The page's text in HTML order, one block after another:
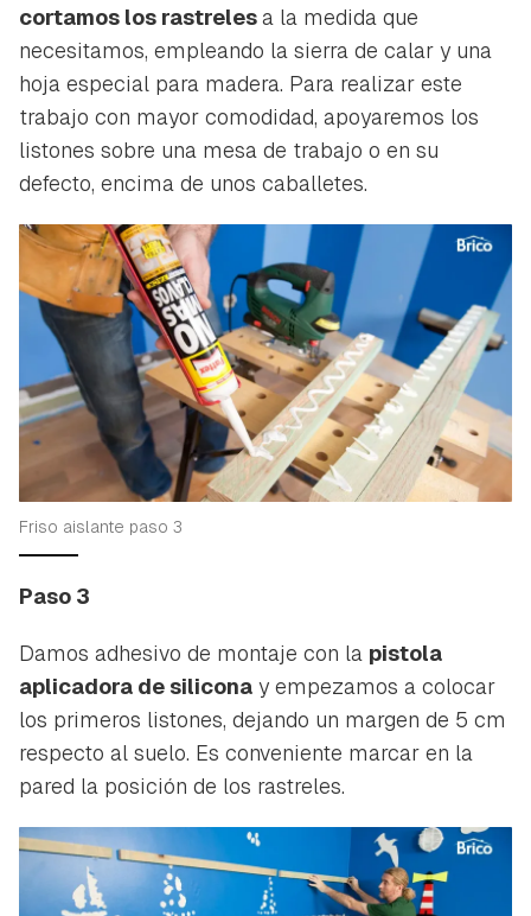
cortamos los rastrelesa la medida que
necesitamos, empleando la sierra de calar y una
hoja especial para madera. Para realizar este
trabajo con mayor comodidad, apoyaremos los
listones sobre una mesa de trabajo o en su
defecto, encima de unos caballetes.
Friso aislante paso 3
Paso 3
Damos adhesivo de montaje con la pistola
aplicadora de silicona y empezamos a colocar
los primeros listones, dejando un margen de 5 cm
respecto al suelo. Es conveniente marcar en la
pared la posición de los rastreles.